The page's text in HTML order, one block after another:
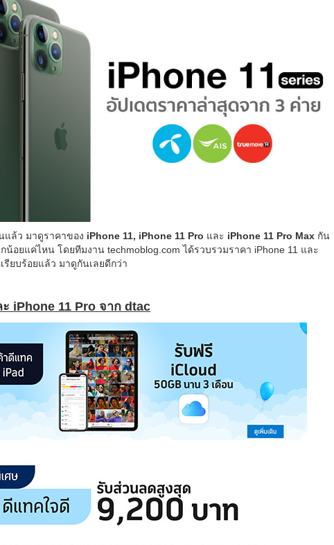
แล้ว มาดูราคาของ iPhone 11, iPhone 11 Pro และ iPhone 11 Pro Max กัน
น้อยแค่ไหน โดยทีมงาน techmoblog.com ได้รวบรวมราคา iPhone 11 และ
รียบร้อยแล้ว มาดูกันเลยดีกว่า
iPhone 11 Pro จาก dtac